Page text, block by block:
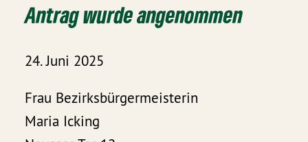
Antrag wurde angenommen
24. Juni 2025
Frau Bezirksbürgermeisterin
Maria Icking